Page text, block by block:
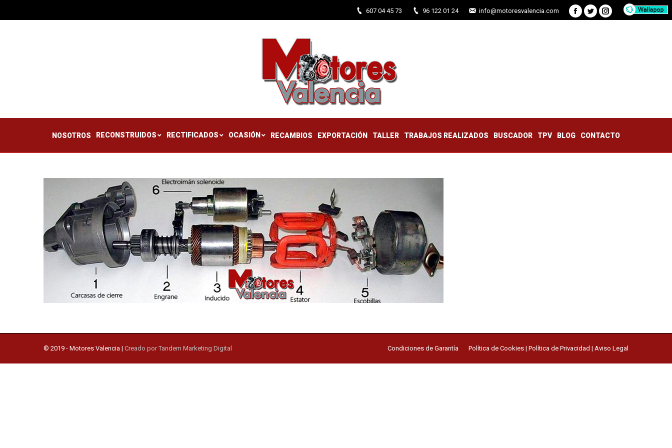
607 04 45 73 96 122 01 24 info@motoresvalencia.com
Facebook
TwitterInstagram
NOSOTROS RECONSTRUIDOS RECTIFICADOS OCASIÓN RECAMBIOS EXPORTACIÓN TALLER TRABAJOS REALIZADOS BUSCADOR TPV BLOG CONTACTO
© 2019 - Motores Valencia | Creado por Tandem Marketing Digital Condiciones de Garantía Política de Cookies | Política de Privacidad | Aviso Legal
NOSOTROS RECONSTRUIDOS RECTIFICADOS OCASIÓN RECAMBIOS EXPORTACIÓN TALLER TRABAJOS REALIZADOS BUSCADOR TPV BLOG CONTACTO